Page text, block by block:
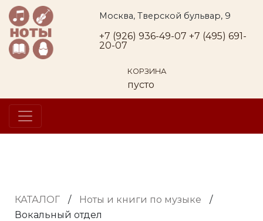
Москва, Тверской бульвар, 9
+7 (926) 936-49-07 +7 (495) 691-
20-07
КОРЗИНА
пусто
КАТАЛОГ / Ноты и книги по музыке
/
Вокальный отдел